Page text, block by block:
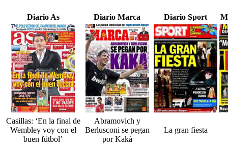
Diario As Diario Marca Diario Sport
Casillas: ‘En la final de
Wembley voy con el
buen fútbol’
Abramovich y
Berlusconi se pegan
por Kaká
La gran fiesta